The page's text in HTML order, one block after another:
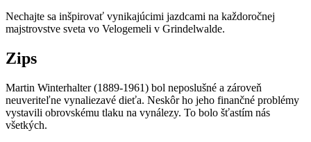
Nechajte sa inšpirovať vynikajúcimi jazdcami na každoročnej
majstrovstve sveta vo Velogemeli v Grindelwalde.
Zips
Martin Winterhalter (1889-1961) bol neposlušné a zároveň
neuveriteľne vynaliezavé dieťa. Neskôr ho jeho finančné problémy
vystavili obrovskému tlaku na vynálezy. To bolo šťastím nás
všetkých.